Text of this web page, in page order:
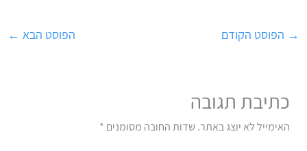
→ הפוסט הקודם הפוסט הבא ←
כתיבת תגובה
האימייל לא יוצג באתר.שדות החובה מסומנים *